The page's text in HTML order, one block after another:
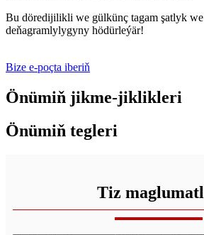
Bu döredijilikli we gülkünç tagam şatlyk
deňagramlylygyny hödürleýär!
Bize e-poçta iberiň
Önümiň jikme-jiklikleri
Önümiň tegleri
Tiz